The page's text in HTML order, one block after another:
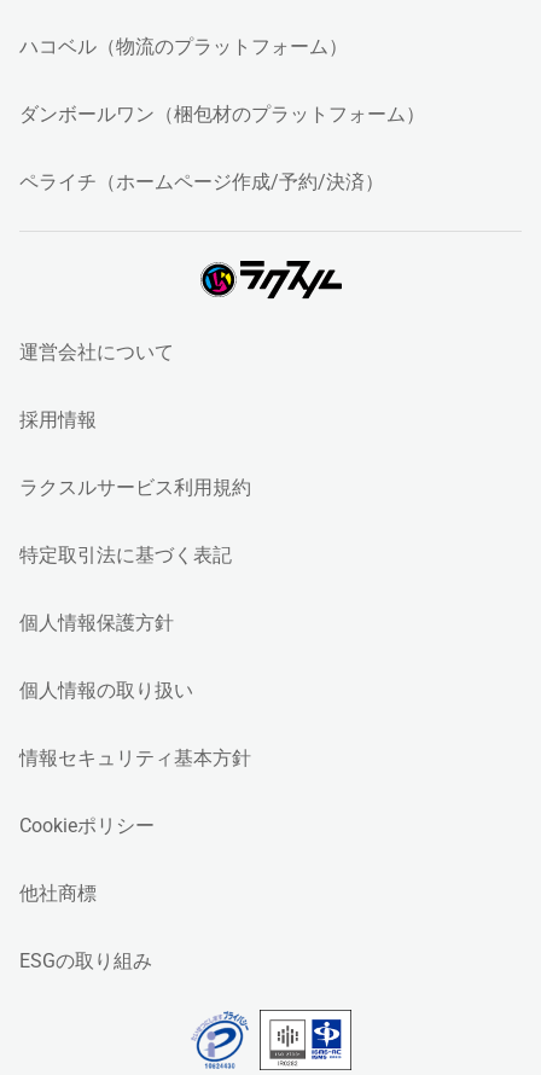
ハコベル（物流のプラットフォーム）
ダンボールワン（梱包材のプラットフォーム）
ペライチ（ホームページ作成/予約/決済）
運営会社について
採用情報
ラクスルサービス利用規約
特定取引法に基づく表記
個人情報保護方針
個人情報の取り扱い
情報セキュリティ基本方針
Cookieポリシー
他社商標
ESGの取り組み